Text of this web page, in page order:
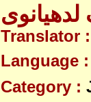
Translator :
Language :
Category :